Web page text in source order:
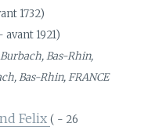
1732)
avant 1921)
Burbach, Bas-Rhin,
Bas-Rhin, FRANCE
Felix( - 26